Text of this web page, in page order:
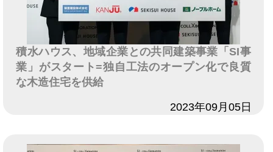
積水ハウス、地域企業との共同建築事業「SI事
業」がスタート=独自工法のオープン化で良質
な木造住宅を供給
2023年09月05日